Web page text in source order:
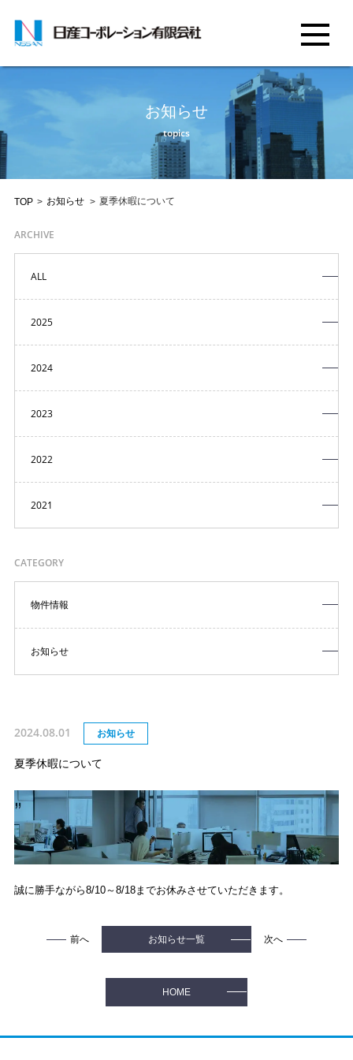
お知らせ
topics
TOP > お知らせ > 夏季休暇について
2024.08.01 お知らせ
夏季休暇について
誠に勝手ながら8/10～8/18までお休みさせていただきます。
前へ お知らせ一覧 次へ
ARCHIVE
ALL
2025
2024
2023
2022
2021
CATEGORY
物件情報
お知らせ
HOME